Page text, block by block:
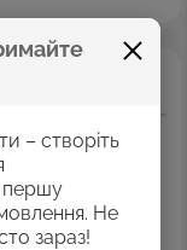
– створіть
першу
Не
зараз!
легкою та
нанесення.